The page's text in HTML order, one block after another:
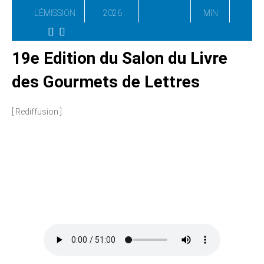
L'ÉMISSION
2026
MIN
19e Edition du Salon du Livre
des Gourmets de Lettres
[ Rediffusion ]